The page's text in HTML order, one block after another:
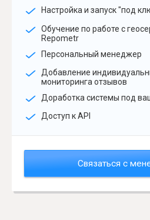
Настройка и запуск "под
Обучение по работе с
Repometr
Персональный менеджер
Добавление
мониторинга отзывов
Доработка системы под
Доступ к API
Связаться с